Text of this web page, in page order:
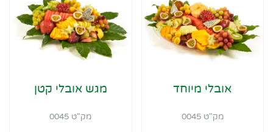
אובלי מיוחד
מק"ט 0045
מגש אובלי קטן
מק"ט 0045